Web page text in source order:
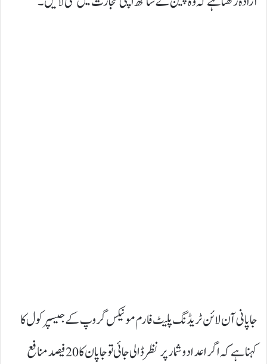
جاپانی آن لائن ٹریڈنگ پلیٹ فارم مونیکس گروپ کے جیسپر کول کا
کہنا ہے کہ اگر اعداد و شمار پر نظر ڈالی جائی تو جاپان کا 20 فیصد منافع